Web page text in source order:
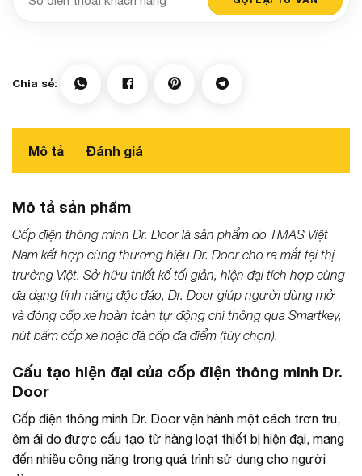
Mô tả Đánh giá
Mô tả sản phẩm
Cốp điện thông minh Dr. Door là sản phẩm do TMAS Việt
Nam kết hợp cùng thương hiệu Dr. Door cho ra mắt tại thị
trường Việt. Sở hữu thiết kế tối giản, hiện đại tích hợp cùng
đa dạng tính năng độc đáo, Dr. Door giúp người dùng mở
và đóng cốp xe hoàn toàn tự động chỉ thông qua Smartkey,
nút bấm cốp xe hoặc đá cốp đa điểm (tùy chọn).
Cấu tạo hiện đại của cốp điện thông minh Dr.
Door
Cốp điện thông minh Dr. Door vận hành một cách trơn tru,
êm ái do được cấu tạo từ hàng loạt thiết bị hiện đại, mang
đến nhiều công năng trong quá trình sử dụng cho người